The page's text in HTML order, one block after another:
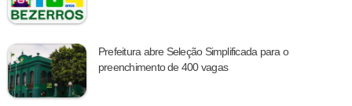
Prefeitura abre Seleção Simplificada para o
preenchimento de 400 vagas